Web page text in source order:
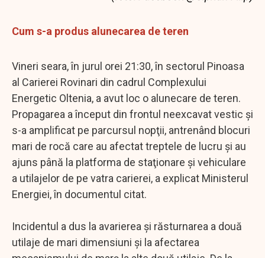
Cum s-a produs alunecarea de teren
Vineri seara, în jurul orei 21:30, în sectorul Pinoasa
al Carierei Rovinari din cadrul Complexului
Energetic Oltenia, a avut loc o alunecare de teren.
Propagarea a început din frontul neexcavat vestic şi
s-a amplificat pe parcursul nopţii, antrenând blocuri
mari de rocă care au afectat treptele de lucru şi au
ajuns până la platforma de staţionare şi vehiculare
a utilajelor de pe vatra carierei, a explicat Ministerul
Energiei, în documentul citat.
Incidentul a dus la avarierea şi răsturnarea a două
utilaje de mari dimensiuni şi la afectarea